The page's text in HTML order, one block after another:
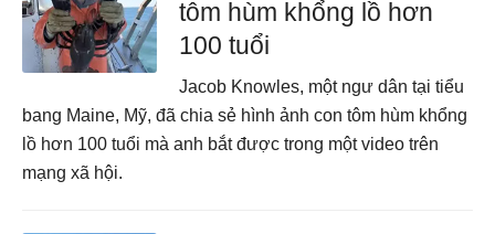
tôm hùm khổng lồ hơn
100 tuổi
Jacob Knowles, một ngư dân tại tiểu
bang Maine, Mỹ, đã chia sẻ hình ảnh con tôm hùm khổng
lồ hơn 100 tuổi mà anh bắt được trong một video trên
mạng xã hội.